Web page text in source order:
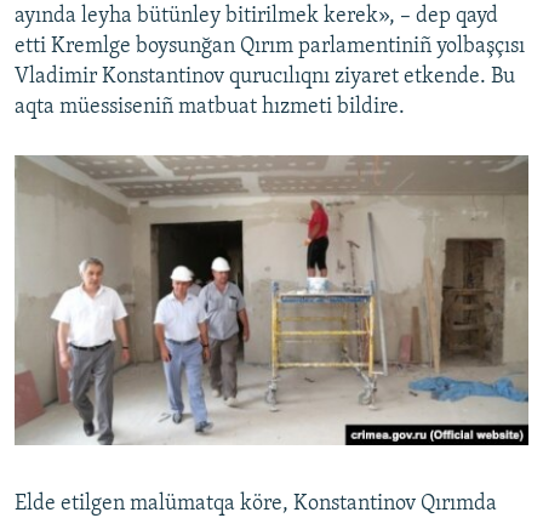
ayında leyha bütünley bitirilmek kerek», – dep qayd
etti Kremlge boysunğan Qırım parlamentiniñ yolbaşçısı
Vladimir Konstantinov qurucılıqnı ziyaret etkende. Bu
aqta müessiseniñ matbuat hızmeti bildire.
Elde etilgen malümatqa köre, Konstantinov Qırımda